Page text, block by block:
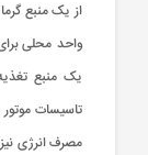
از یک منبع
واحد محلی
یک منبع
تاسیسات
مصرف انرژی